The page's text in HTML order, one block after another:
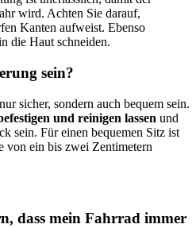
wird. Achten Sie darauf,
Kanten aufweist. Ebenso
die Haut schneiden.
sein?
sicher, sondern auch bequem sein.
und reinigen lassen und
sein. Für einen bequemen Sitz ist
von ein bis zwei Zentimetern
dass mein Fahrrad immer